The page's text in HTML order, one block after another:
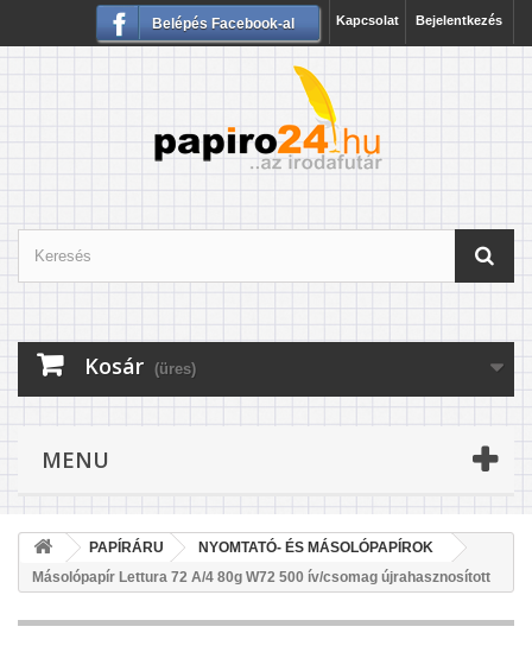
Bejelentkezés
Kapcsolat
Belépés Facebook-al
Kosár (üres)
MENU
PAPÍRÁRU
NYOMTATÓ- ÉS MÁSOLÓPAPÍROK
Másolópapír Lettura 72 A/4 80g W72 500 ív/csomag újrahasznosított